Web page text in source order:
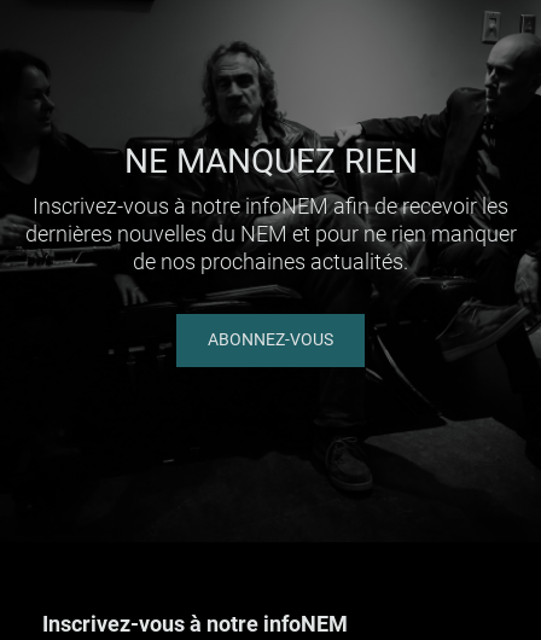
NE MANQUEZ RIEN
Inscrivez-vous à notre infoNEM afin de recevoir les
dernières nouvelles du NEM et pour ne rien manquer
de nos prochaines actualités.
ABONNEZ-VOUS
Inscrivez-vous à notre infoNEM